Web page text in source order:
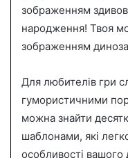
зображенням
народження! Твоя
зображенням
Для любителів гри
гумористичними
можна знайти
шаблонами, які
особливості вашого